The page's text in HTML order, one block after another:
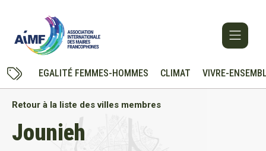
EGALITÉ FEMMES-HOMMES CLIMAT VIVRE-
Retour à la liste des villes membres
Jounieh